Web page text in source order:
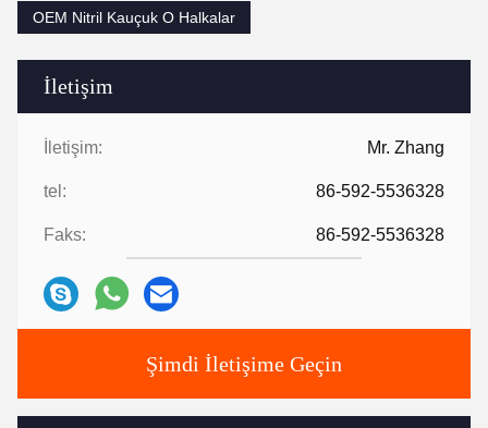
İletişim
İletişim: Mr. Zhang
tel: 86-592-5536328
Faks: 86-592-5536328
Şimdi İletişime Geçin
OEM Nitril Kauçuk O Halkalar